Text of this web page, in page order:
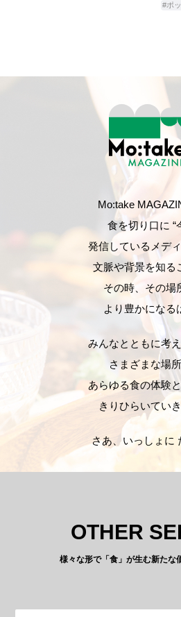
#ポ
Mo:take
食を切り口に “
発信しているメディ
文脈や背景を知る
その時、その場
より豊かになる
みんなとともに考え
さまざまな場所
あらゆる食の体験
きりひらいていき
さあ、いっしょに
OTHER
様々な形で「食」が生む新たな